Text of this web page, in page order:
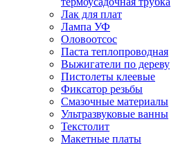
Лак для плат
Лампа УФ
Оловоотсос
Паста теплопроводная
Выжигатели по дереву
Пистолеты клеевые
Фиксатор резьбы
Смазочные материалы
Ультразвуковые ванны
Текстолит
Макетные платы